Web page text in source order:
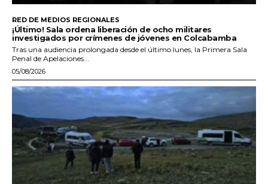
RED DE MEDIOS REGIONALES
¡Último! Sala ordena liberación de ocho militares
investigados por crímenes de jóvenes en Colcabamba
Tras una audiencia prolongada desde el último lunes, la Primera Sala
Penal de Apelaciones...
05/08/2026